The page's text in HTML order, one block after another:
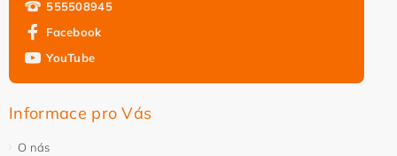
osobních údajů
555508945
Facebook
YouTube
Informace pro Vás
O nás